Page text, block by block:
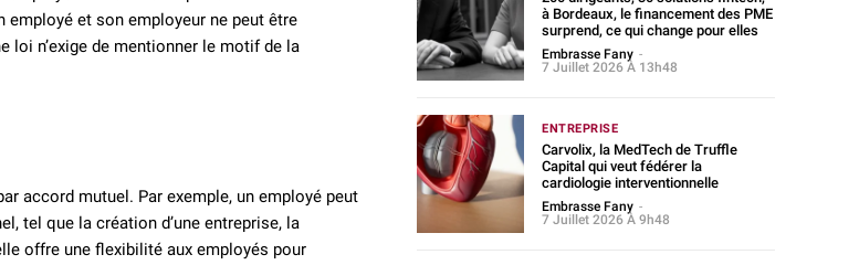
employé et son employeur ne peut être
loi n’exige de mentionner le motif de la
accord mutuel. Par exemple, un employé peut
tel que la création d’une entreprise, la
offre une flexibilité aux employés pour
à Bordeaux, le financement des PME
surprend, ce qui change pour elles
Embrasse Fany -
7 Juillet 2026 À 13h48
ENTREPRISE
Carvolix, la MedTech de Truffle
Capital qui veut fédérer la
cardiologie interventionnelle
Embrasse Fany -
7 Juillet 2026 À 9h48